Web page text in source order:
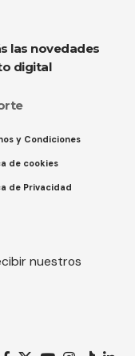
digital
y Condiciones
de cookies
de Privacidad
nuestros